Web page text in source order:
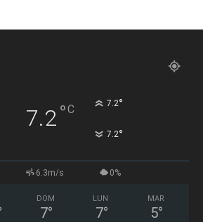
7.2°C 7.2°
7.2°
6.3m/s 0%
DOM
7°
LUN
7°
MAR
5°